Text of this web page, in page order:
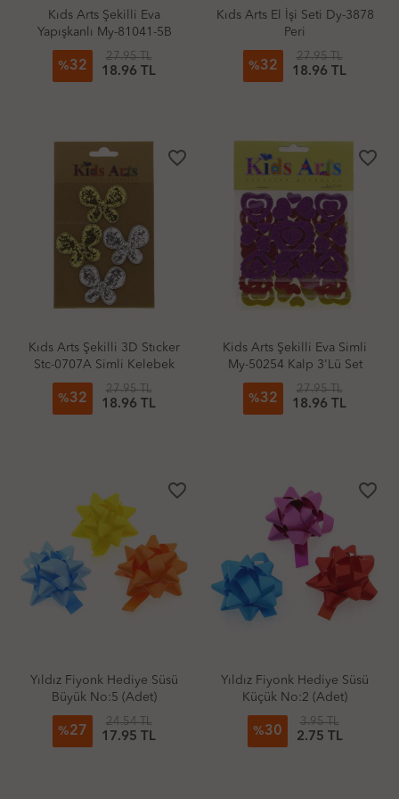
Kıds Arts Şekilli Eva
Yapışkanlı My-81041-5B
Prıncess
%32
27.95 TL
18.96 TL
Kıds Arts El İşi Seti Dy-3878
Peri
%32
27.95 TL
18.96 TL
favorite_border
Kıds Arts Şekilli 3D Stıcker
Stc-0707A Simli Kelebek
Altın Gümüş
%32
27.95 TL
18.96 TL
favorite_border
Kids Arts Şekilli Eva Simli
My-50254 Kalp 3'Lü Set
%32
27.95 TL
18.96 TL
favorite_border
Yıldız Fiyonk Hediye Süsü
Büyük No:5 (Adet)
%27
24.54 TL
17.95 TL
favorite_border
Yıldız Fiyonk Hediye Süsü
Küçük No:2 (Adet)
%30
3.95 TL
2.75 TL